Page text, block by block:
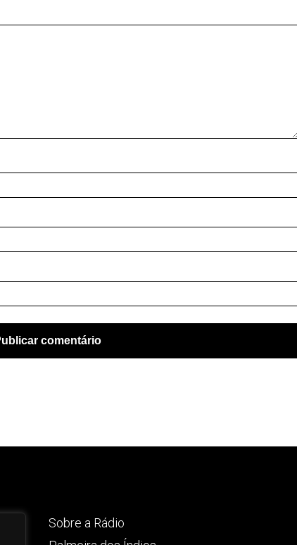
Sobre a Rádio